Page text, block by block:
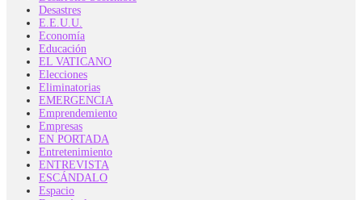
Desastres
E.E.U.U.
Economía
Educación
EL VATICANO
Elecciones
Eliminatorias
EMERGENCIA
Emprendemiento
Empresas
EN PORTADA
Entretenimiento
ENTREVISTA
ESCÁNDALO
Espacio